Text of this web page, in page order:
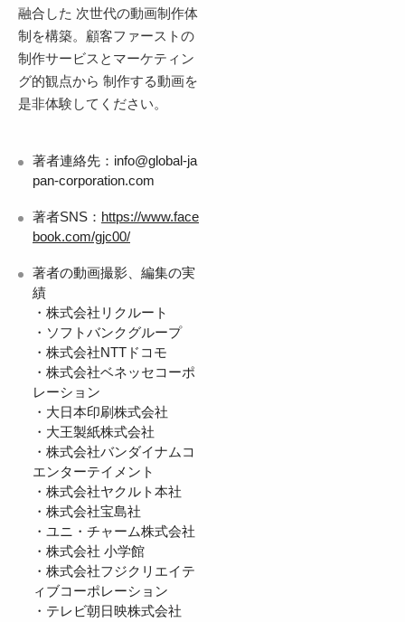
融合した 次世代の動画制作体
制を構築。顧客ファーストの
制作サービスとマーケティン
グ的観点から 制作する動画を
是非体験してください。
著者連絡先：info@global-ja
pan-corporation.com
著者SNS： https://www.face
book.com/gjc00/
著者の動画撮影、編集の実
績
・株式会社リクルート
・ソフトバンクグループ
・株式会社NTTドコモ
・株式会社ベネッセコーポ
レーション
・大日本印刷株式会社
・大王製紙株式会社
・株式会社バンダイナムコ
エンターテイメント
・株式会社ヤクルト本社
・株式会社宝島社
・ユニ・チャーム株式会社
・株式会社 小学館
・株式会社フジクリエイテ
ィブコーポレーション
・テレビ朝日映株式会社